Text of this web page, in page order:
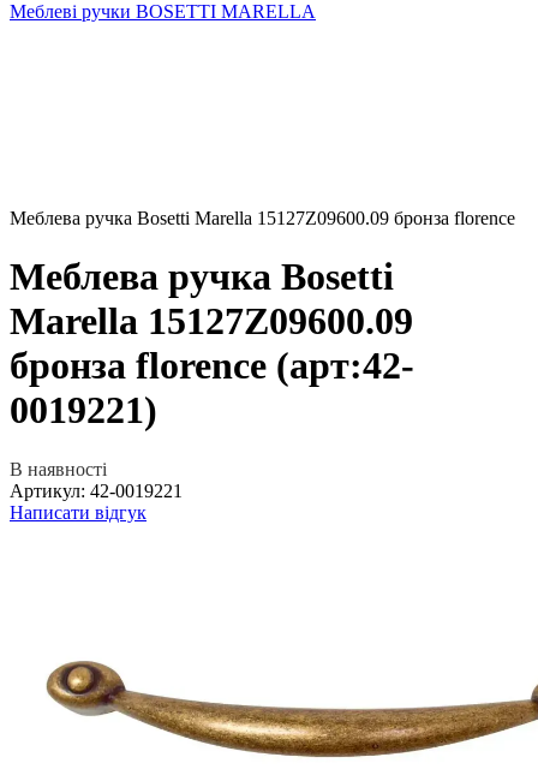
Меблеві ручки BOSETTI MARELLA
Меблева ручка Bosetti Marella 15127Z09600.09 бронза florence
Меблева ручка Bosetti
Marella 15127Z09600.09
бронза florence (арт:42-
0019221)
В наявності
Артикул: 42-0019221
Написати відгук